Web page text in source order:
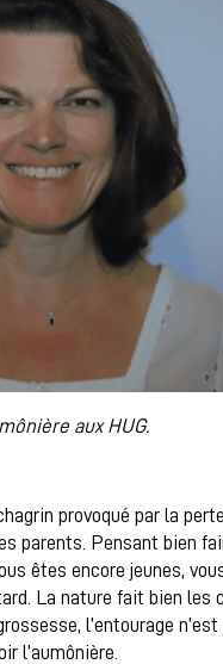
aux HUG.
provoqué par la
parents. Pensant bien
êtes encore jeunes,
La nature fait bien les
l’entourage
l’aumônière.